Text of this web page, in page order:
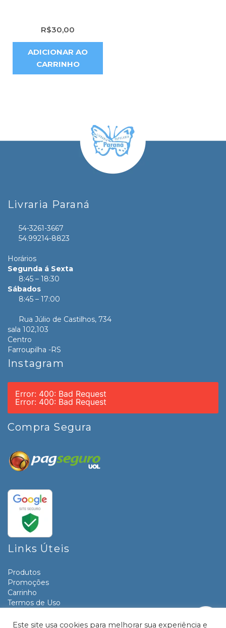
R$30,00
ADICIONAR AO
CARRINHO
Livraria Paraná
54-3261-3667
54.99214-8823
Horários
Segunda á Sexta
8:45 – 18:30
Sábados
8:45 – 17:00
Rua Júlio de Castilhos, 734
sala 102,103
Centro
Farroupilha -RS
Instagram
Error: 400: Bad Request
Error: 400: Bad Request
Compra Segura
Links Úteis
Produtos
Promoções
Carrinho
Termos de Uso
Contato
Este site usa cookies para melhorar sua experiência e